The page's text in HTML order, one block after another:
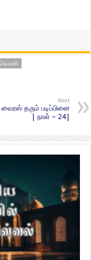
Next
தரும் படிப்பினை
| நாள் – 24|